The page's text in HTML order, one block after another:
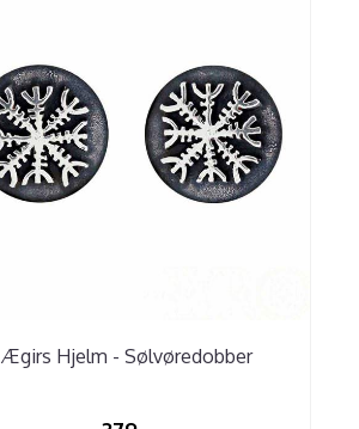
Ægirs Hjelm - Sølvøredobber